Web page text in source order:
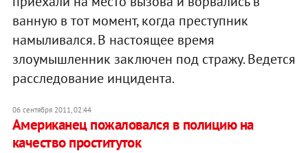
ванную в тот момент, когда преступник
намыливался. В настоящее время
злоумышленник заключен под стражу. Ведется
расследование инцидента.
06 сентября 2011, 02:44
Американец пожаловался в полицию на
качество проституток